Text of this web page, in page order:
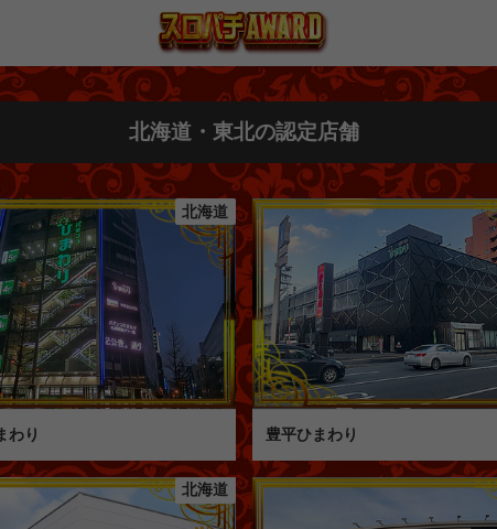
北海道・東北の認定店舗
北海道
わり 豊平ひまわり
北海道